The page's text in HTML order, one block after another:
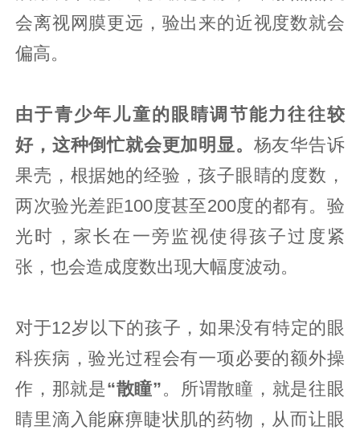
会离视网膜更远，验出来的近视度数就会
偏高。
由于青少年儿童的眼睛调节能力往往较
好，这种倒忙就会更加明显。 杨友华告诉
果壳，根据她的经验，孩子眼睛的度数，
两次验光差距100度甚至200度的都有。验
光时，家长在一旁监视使得孩子过度紧
张，也会造成度数出现大幅度波动。
对于12岁以下的孩子，如果没有特定的眼
科疾病，验光过程会有一项必要的额外操
作，那就是“散瞳”。所谓散瞳，就是往眼
睛里滴入能麻痹睫状肌的药物，从而让眼